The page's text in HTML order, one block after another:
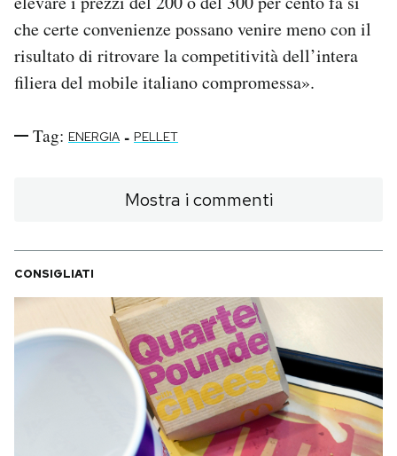
che certe convenienze possano venire meno con il
risultato di ritrovare la competitività dell’intera
filiera del mobile italiano compromessa».
Tag: ENERGIA - PELLET
Mostra i commenti
CONSIGLIATI